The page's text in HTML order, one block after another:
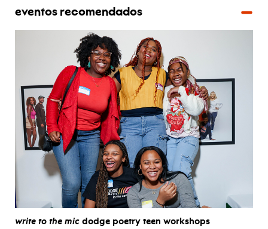
eventos recomendados
write to the mic dodge poetry teen workshops